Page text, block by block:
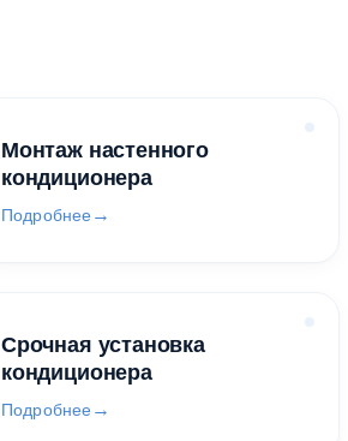
Монтаж настенного
кондиционера
Подробнее
Срочная установка
кондиционера
Подробнее